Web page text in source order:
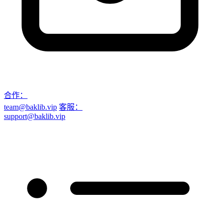
合作：
team@baklib.vip 客服：
support@baklib.vip